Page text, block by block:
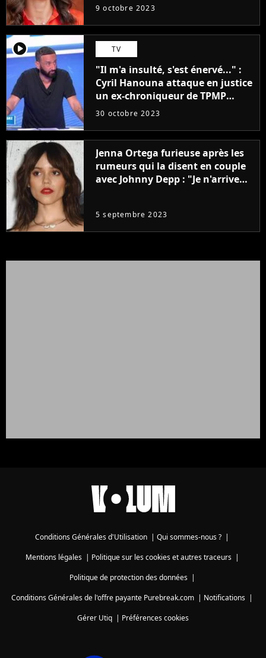
9 octobre 2023
player2 TV
"Il m'a insulté, s'est énervé..." :
Cyril Hanouna attaque en justice
un ex-chroniqueur de TPMP
après de graves accusations
30 octobre 2023
Jenna Ortega furieuse après les
rumeurs qui la disent en couple
avec Johnny Depp : "Je n'arrive
5 septembre 2023
Conditions Générales d'Utilisation | Qui sommes-nous ? |
Mentions légales| Politique sur les cookies et autres traceurs|
Politique de protection des données|
Conditions Générales de l'offre payante Purebreak.com | Notifications |
Gérer Utiq | Préférences cookies